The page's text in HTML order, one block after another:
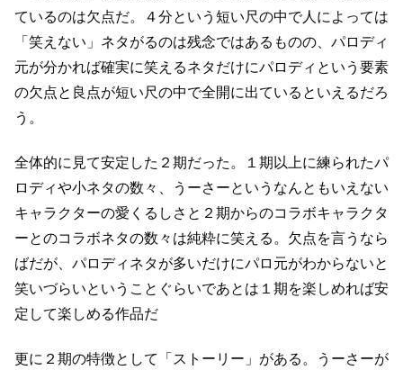
ているのは欠点だ。
４分という短い尺の中で人によっては
「笑えない」ネタがるのは残念ではあるものの、 パロディ
元が分かれば確実に笑えるネタだけにパロディという要素
の欠点と良点が短い尺の中で全開に出ているといえるだろ
う。
全体的に見て安定した２期だった。
１期以上に練られたパ
ロディや小ネタの数々、
うーさーというなんともいえない
キャラクターの愛くるしさと ２期からのコラボキャラクタ
ーとのコラボネタの数々は純粋に笑える。 欠点を言うなら
ばだが、パロディネタが多いだけにパロ元がわからないと
笑いづらいということぐらいであとは１期を楽しめれば安
定して楽しめる作品だ
更に２期の特徴として「ストーリー」がある。
うーさーが